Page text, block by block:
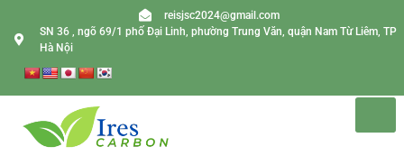
reisjsc2024@gmail.com
SN 36 , ngõ 69/1 phố Đại Linh, phường Trung Văn, quận Nam Từ Liêm, TP
Hà Nội